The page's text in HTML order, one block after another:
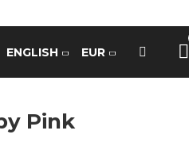
ENGLISH EUR
Pink